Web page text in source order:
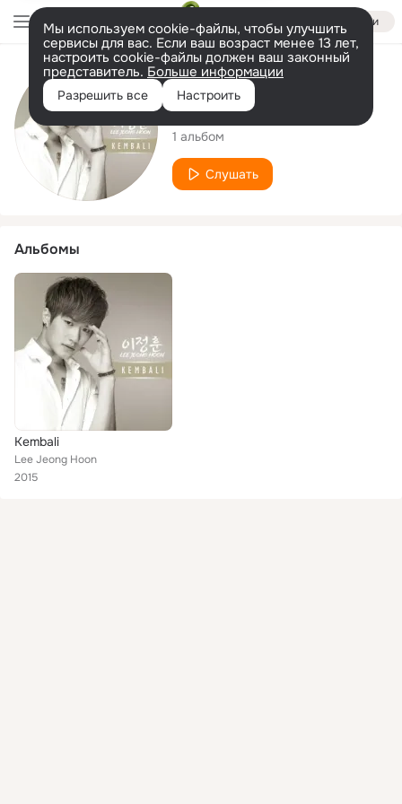
Войти
Мы используем cookie-файлы, чтобы улучшить
сервисы для вас. Если ваш возраст менее 13 лет,
настроить cookie-файлы должен ваш законный
представитель. Больше информации
Разрешить все Настроить
Исполнитель
Lee Jeong Hoon
1 альбом
Слушать
Альбомы
Kembali
Lee Jeong Hoon
2015